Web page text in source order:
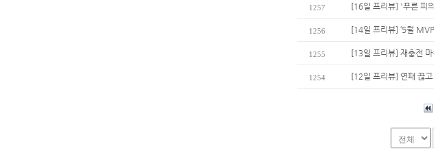
1257 [16일 프리뷰] '푸른 피
1256 [14일 프리뷰] ‘5월
1255 [13일 프리뷰] 재충전
1254 [12일 프리뷰] 연패 끊